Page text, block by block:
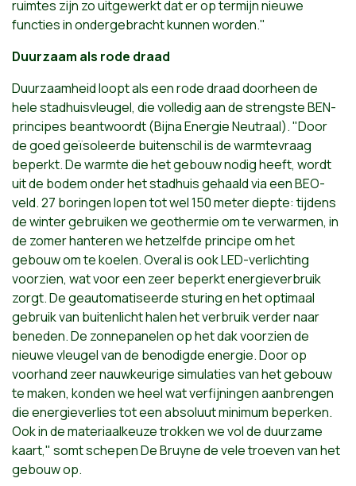
ruimtes zijn zo uitgewerkt dat er op termijn nieuwe
functies in ondergebracht kunnen worden."
Duurzaam als rode draad
Duurzaamheid loopt als een rode draad doorheen de
hele stadhuisvleugel, die volledig aan de strengste BEN-
principes beantwoordt (Bijna Energie Neutraal). "Door
de goed geïsoleerde buitenschil is de warmtevraag
beperkt. De warmte die het gebouw nodig heeft, wordt
uit de bodem onder het stadhuis gehaald via een BEO-
veld. 27 boringen lopen tot wel 150 meter diepte: tijdens
de winter gebruiken we geothermie om te verwarmen, in
de zomer hanteren we hetzelfde principe om het
gebouw om te koelen. Overal is ook LED-verlichting
voorzien, wat voor een zeer beperkt energieverbruik
zorgt. De geautomatiseerde sturing en het optimaal
gebruik van buitenlicht halen het verbruik verder naar
beneden. De zonnepanelen op het dak voorzien de
nieuwe vleugel van de benodigde energie. Door op
voorhand zeer nauwkeurige simulaties van het gebouw
te maken, konden we heel wat verfijningen aanbrengen
die energieverlies tot een absoluut minimum beperken.
Ook in de materiaalkeuze trokken we vol de duurzame
kaart," somt schepen De Bruyne de vele troeven van het
gebouw op.